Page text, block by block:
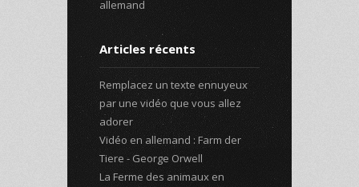
allemand
Articles récents
Remplacez un texte ennuyeux
par une vidéo que vous allez
adorer
Vidéo en allemand : Farm der
Tiere - George Orwell
La Ferme des animaux en